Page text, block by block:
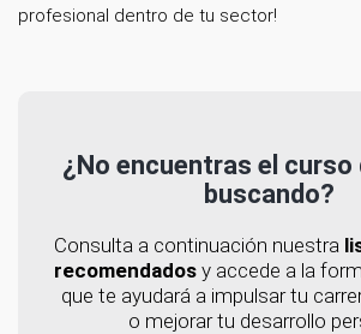
profesional dentro de tu sector!
¿No encuentras el curso
buscando?
Consulta a continuación nuestra
recomendados y accede a la
que te ayudará a impulsar tu
o mejorar tu desarrollo